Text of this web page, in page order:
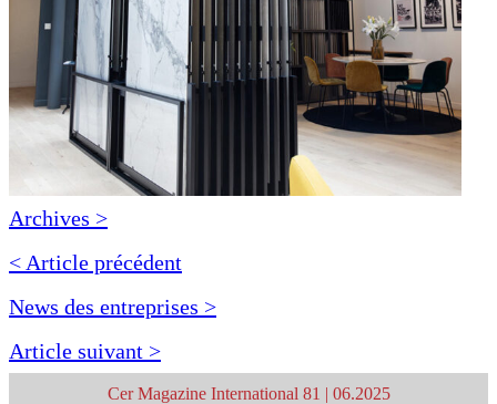
Archives >
< Article précédent
News des entreprises >
Article suivant >
Cer Magazine International 81 | 06.2025